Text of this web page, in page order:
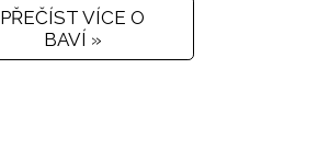
PŘEČÍST VÍCE O
BAVÍ »